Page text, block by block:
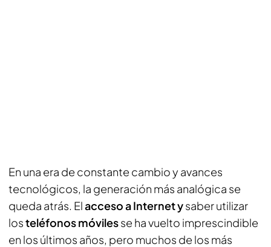
En una era de constante cambio y avances
tecnológicos, la generación más analógica se
queda atrás. Elacceso a Internet ysaber utilizar
losteléfonos móvilesse ha vuelto imprescindible
en los últimos años, pero muchos de los más